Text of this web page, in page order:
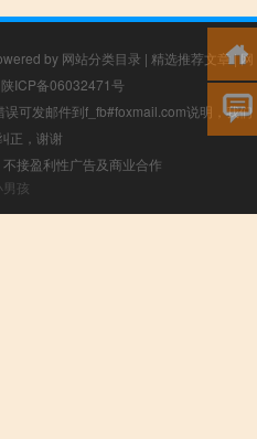
by 网站分类目录 | 精选推荐文章 |网
陕ICP备06032471号
可发邮件到f_fb#foxmail.com说明，我们
正，谢谢
接盈利性广告及商业合作
男孩